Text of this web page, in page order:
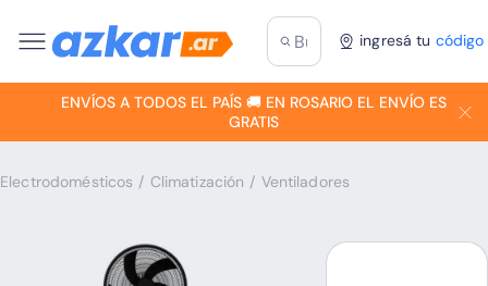
ingresá tu
ENVÍOS A TODOS EL PAÍS 🚚 EN ROSARIO EL ENVÍO ES
GRATIS
Electrodomésticos / Climatización / Ventiladores